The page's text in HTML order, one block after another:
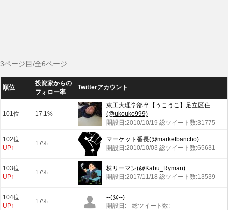
3ページ目/全6ページ
順位
投資家からの
フォロー率
Twitterアカウント
101位 17.1%
東工大理学部卒【うこうこ】足立区住
(@ukouko999)
開設日:2010/10/19 総ツイート数:31775
102位
UP↑
17%
マーケット番長(@marketbancho)
開設日:2010/10/03 総ツイート数:65631
103位
UP↑
17%
株リーマン(@Kabu_Ryman)
開設日:2017/11/18 総ツイート数:13539
104位
UP↑
17%
--(@--)
開設日:-- 総ツイート数:--